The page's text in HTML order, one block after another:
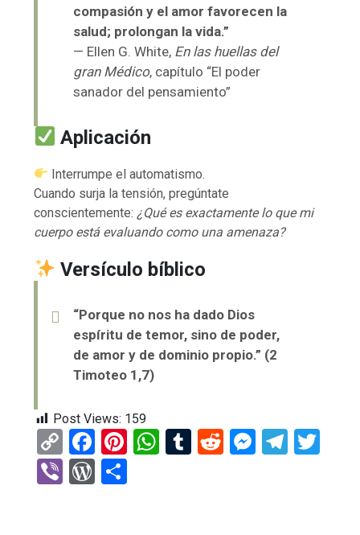
compasión y el amor favorecen la
salud; prolongan la vida.”
— Ellen G. White, En las huellas del
gran Médico, capítulo “El poder
sanador del pensamiento”
Aplicación
Interrumpe el automatismo.
Cuando surja la tensión, pregúntate
conscientemente:¿Qué es exactamente lo que mi
cuerpo está evaluando como una amenaza?
Versículo bíblico
“Porque no nos ha dado Dios
espíritu de temor, sino de poder,
de amor y de dominio propio.” (2
Timoteo 1,7)
Post Views: 159
C
o
py
F
a
ce
Pi W T
R
M T
Vi W